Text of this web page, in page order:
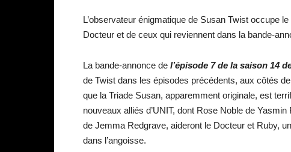
L’observateur énigmatique de Susan Twist occupe
Docteur et de ceux qui reviennent dans la bande-
La bande-annonce de l’épisode 7 de la saison 14
de Twist dans les épisodes précédents, aux côtés
que la Triade Susan, apparemment originale, est
nouveaux alliés d’UNIT, dont Rose Noble de
de Jemma Redgrave, aideront le Docteur et Ruby,
dans l’angoisse.